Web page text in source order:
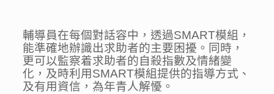
輔導員在每個對話容中，透過SMART模組，
能準確地辦識出求助者的主要困擾。同時，
更可以監察着求助者的自殺指數及情緒變
化，及時利用SMART模組提供的指導方式、
及有用資信，為年青人解懮。